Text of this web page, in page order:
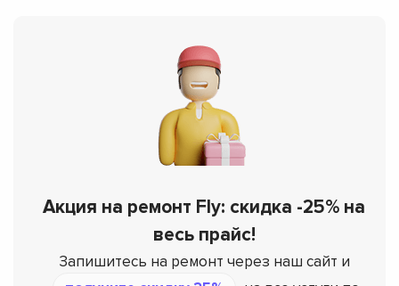
Акция на ремонт Fly: скидка -25% на
весь прайс!
Запишитесь на ремонт через наш сайт и